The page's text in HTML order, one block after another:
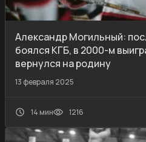
Александр Могильный:
боялся КГБ, в 2000-м
вернулся на родину
13 февраля 2025
14 мин 1216